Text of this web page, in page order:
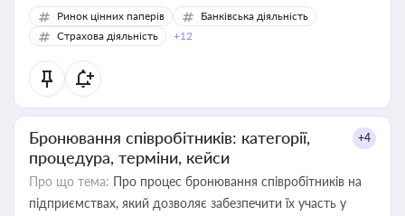
Ринок цінних паперів
Банківська діяльність
Страхова діяльність
+12
Бронювання співробітників: категорії,
процедура, терміни, кейси
+4
Про що тема: Про процес бронювання співробітників на
підприємствах, який дозволяє забезпечити їх участь у